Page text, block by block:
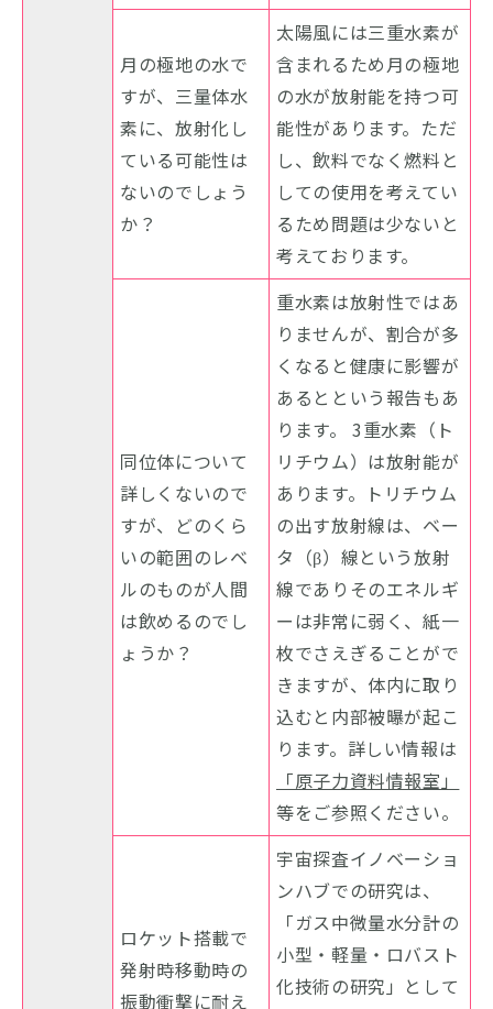
月の極地の水で
すが、三量体水
素に、放射化し
ている可能性は
ないのでしょう
か？
太陽風には三重水素が
含まれるため月の極地
の水が放射能を持つ可
能性があります。ただ
し、飲料でなく燃料と
しての使用を考えてい
るため問題は少ないと
考えております。
同位体について
詳しくないので
すが、どのくら
いの範囲のレベ
ルのものが人間
は飲めるのでし
ょうか？
重水素は放射性ではあ
りませんが、割合が多
くなると健康に影響が
あるとという報告もあ
ります。 3重水素（ト
リチウム）は放射能が
あります。トリチウム
の出す放射線は、ベー
タ（β）線という放射
線でありそのエネルギ
ーは非常に弱く、紙一
枚でさえぎることがで
きますが、体内に取り
込むと内部被曝が起こ
ります。詳しい情報は
「原子力資料情報室」
等をご参照ください。
ロケット搭載で
発射時移動時の
振動衝撃に耐え
宇宙探査イノベーショ
ンハブでの研究は、
「ガス中微量水分計の
小型・軽量・ロバスト
化技術の研究」として